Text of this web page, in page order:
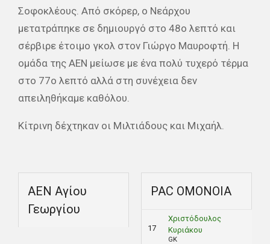
Σοφοκλέους. Από σκόρερ, ο Νεάρχου
μετατράπηκε σε δημιουργό στο 48ο λεπτό και
σέρβιρε έτοιμο γκολ στον Γιώργο Μαυροφτή. Η
ομάδα της ΑΕΝ μείωσε με ένα πολύ τυχερό τέρμα
στο 77ο λεπτό αλλά στη συνέχεια δεν
απειληθήκαμε καθόλου.
Κίτρινη δέχτηκαν οι Μιλτιάδους και Μιχαήλ.
ΑΕΝ Αγίου
Γεωργίου
PAC ΟΜΟΝΟΙΑ
17
Χριστόδουλος
Κυριάκου
GK